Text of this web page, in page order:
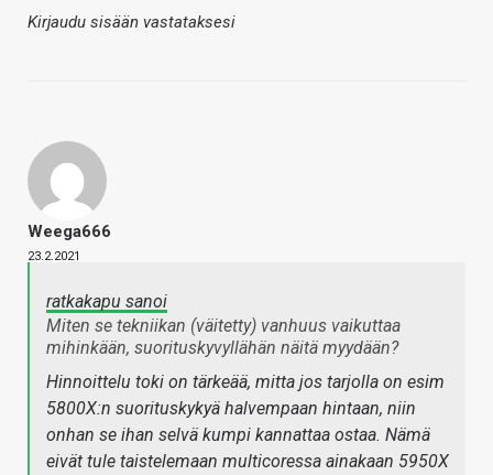
Kirjaudu sisään vastataksesi
Weega666
23.2.2021
ratkakapu sanoi
Miten se tekniikan (väitetty) vanhuus vaikuttaa
mihinkään, suorituskyvyllähän näitä myydään?
Hinnoittelu toki on tärkeää, mitta jos tarjolla on esim
5800X:n suorituskykyä halvempaan hintaan, niin
onhan se ihan selvä kumpi kannattaa ostaa. Nämä
eivät tule taistelemaan multicoressa ainakaan 5950X